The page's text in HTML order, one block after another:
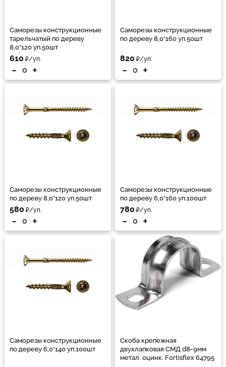
Саморезы конструкционные
тарельчатый по дереву
8,0*120 уп.50шт
610 ₽/уп.
- +
Саморезы конструкционные
по дереву 8,0*160 уп.50шт
820 ₽/уп.
- +
Саморезы конструкционные
по дереву 8,0*120 уп.50шт
580 ₽/уп.
- +
Саморезы конструкционные
по дереву 6,0*160 уп.100шт
780 ₽/уп.
- +
Саморезы конструкционные
по дереву 6,0*140 уп.100шт
Скоба крепежная
двухлапковая СМД d8-9мм
метал. оцинк. Fortisflex 64795